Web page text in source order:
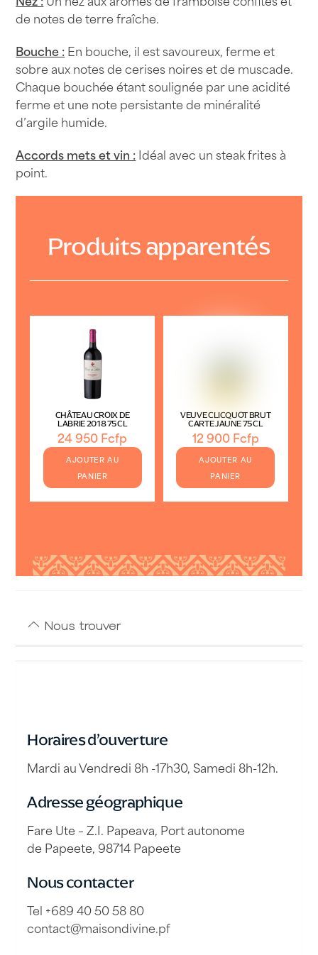
75cl
de notes de terre fraîche.
Bouche :En bouche, il est savoureux, ferme et
sobre aux notes de cerises noires et de muscade.
Chaque bouchée étant soulignée par une acidité
ferme et une note persistante de minéralité
d’argile humide.
Accords mets et vin :Idéal avec un steak frites à
point.
Produits apparentés
CHÂTEAU CROIX DE
LABRIE 2018 75CL
24 950Fcfp
AJOUTER AU
PANIER
VEUVE CLICQUOT BRUT
CARTE JAUNE 75CL
12 900Fcfp
AJOUTER AU
PANIER
Nous trouver
Horaires d’ouverture
Mardi au Vendredi 8h -17h30, Samedi 8h-12h.
Adresse géographique
Fare Ute – Z.I. Papeava, Port autonome
de Papeete, 98714 Papeete
Nous contacter
Tel +689 40 50 58 80
contact@maisondivine.pf